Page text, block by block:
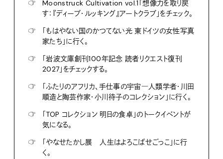
☞
Moonstruck Cultivation vol.1「想像力を取り戻
す：『ディープ・ルッキング』アートクラブ」をチェック。
☞
「もはやない国のかつてない光 東ドイツの女性写真
家たち」に行く。
☞
「岩波文庫創刊100年記念 読者リクエスト復刊
2027」をチェックする。
☞
「ふたりのアフリカ、手仕事の宇宙―人類学者・川田
順造と陶芸作家・小川待子のコレクション」に行く。
☞
「TOP コレクション 明日の食卓」のトークイベントが
気になる。
☞
「やなせたかし展 人生はよろこばせごっこ」に行
く。